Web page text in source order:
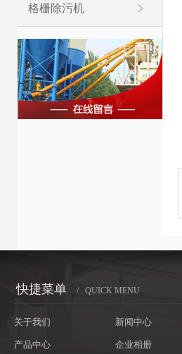
格栅除污机
快捷菜单 / . QUICK MENU
关于我们 新闻中心
产品中心 企业相册